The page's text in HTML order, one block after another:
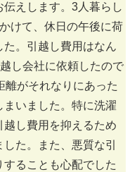
えします。3人暮らし
けて、休日の午後に荷
。引越し費用はなん
し会社に依頼したので
離がそれなりにあった
いました。特に洗濯
し費用を抑えるため
た。また、悪質な引
ることも心配でした